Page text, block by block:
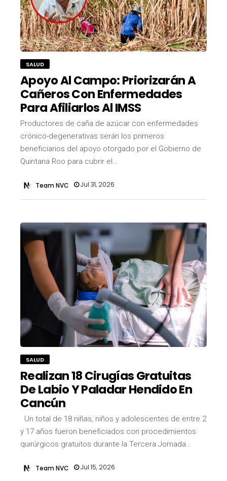
SALUD
Apoyo Al Campo: Priorizarán A
Cañeros Con Enfermedades
Para Afiliarlos Al IMSS
Productores de caña de azúcar con enfermedades
crónico-degenerativas serán los primeros
beneficiarios del apoyo otorgado por el Gobierno de
Quintana Roo para cubrir el…
Team NVC Jul 31, 2026
SALUD
Realizan 18 Cirugías Gratuitas
De Labio Y Paladar Hendido En
Cancún
Un total de 18 niñas, niños y adolescentes de entre 2
y 17 años fueron beneficiados con procedimientos
quirúrgicos gratuitos durante la Tercera Jornada…
Team NVC Jul 15, 2026